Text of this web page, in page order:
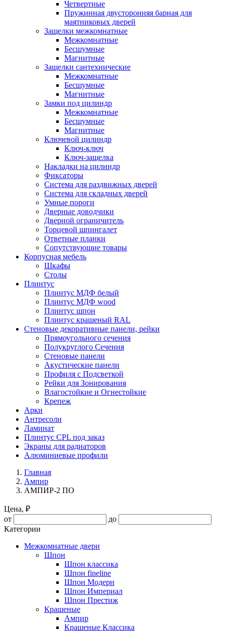
Четвертные
Пружинная двусторонняя барная для
маятниковых дверей
Защелки межкомнатные
Межкомнатные
Бесшумные
Магнитные
Защелки сантехнические
Межкомнатные
Бесшумные
Магнитные
Замки под цилиндр
Межкомнатные
Бесшумные
Магнитные
Ключевой цилиндр
Ключ-ключ
Ключ-защелка
Накладки на цилиндр
Фиксаторы
Система для раздвижных дверей
Система для складных дверей
Умные пороги
Дверные доводчики
Дверной ограничитель
Торцевой шпингалет
Ответные планки
Сопутствующие товары
Корпусная мебель
Шкафы
Столы
Плинтус
Плинтус МДФ белый
Плинтус МДФ wood
Плинтус шпон
Плинтус крашеный RAL
Стеновые декоративные панели, рейки
Прямоугольного сечения
Полукруглого Сечения
Стеновые панели
Акустические панели
Профиля с Подсветкой
Рейки для Зонирования
Влагостойкие и Огнестойкие
Крепеж
Арки
Антресоли
Ламинат
Плинтус CPL под заказ
Экраны для радиаторов
Алюминиевые профили
Главная
Ампир
АМПИР-2 ПО
Цена, ₽
от
до
Категории
Межкомнатные двери
Шпон
Шпон классика
Шпон fineline
Шпон Модерн
Шпон Империал
Шпон Престиж
Крашеные
Ампир
Крашеные Классика